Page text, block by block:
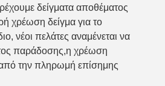
δείγματα αποθέματος
χρέωση δείγμα για το
νέοι πελάτες αναμένεται να
παράδοσης,η χρέωση
από την πληρωμή επίσημης